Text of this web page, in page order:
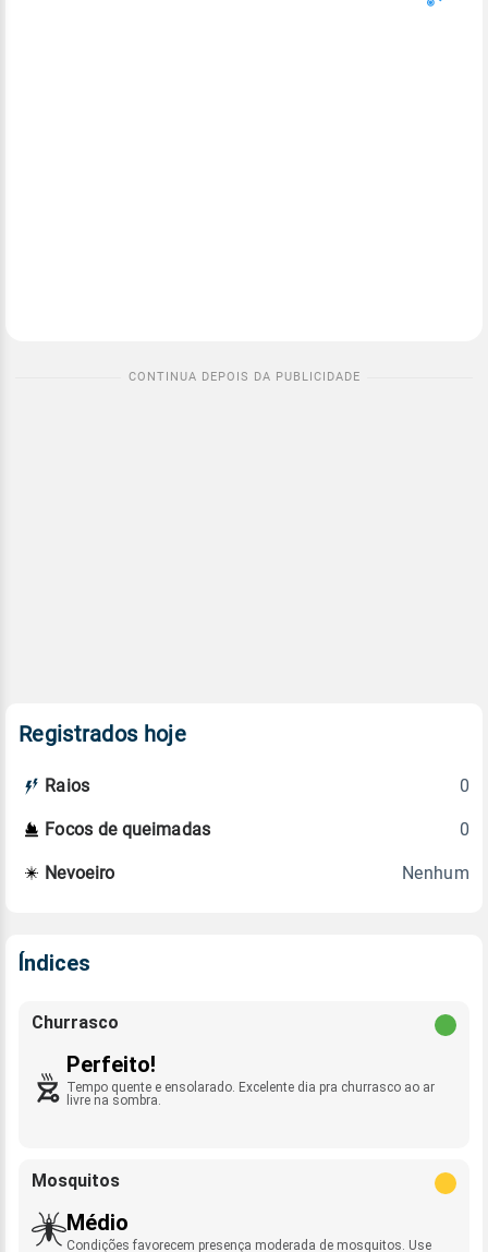
Registrados hoje
Raios 0
Focos de queimadas 0
Nevoeiro Nenhum
Índices
Churrasco
Perfeito!
Tempo quente e ensolarado. Excelente dia pra churrasco ao ar
livre na sombra.
Mosquitos
Médio
Condições favorecem presença moderada de mosquitos. Use